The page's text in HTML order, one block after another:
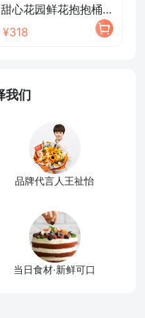
甜心花园鲜花抱抱桶/2026新款
¥318
我们
品牌代言人王祉怡
当日食材·新鲜可口